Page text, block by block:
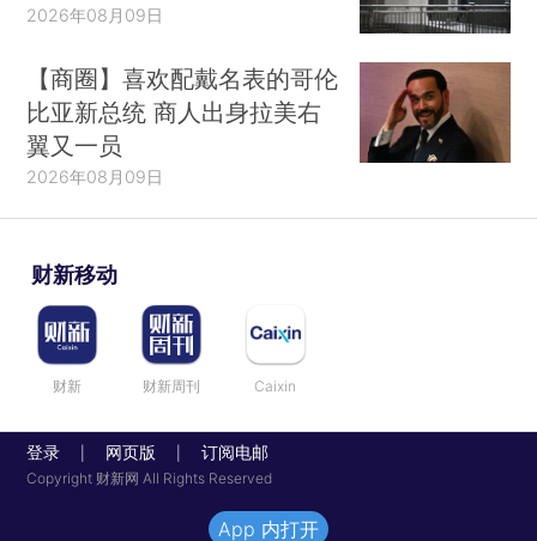
2026年08月09日
【商圈】喜欢配戴名表的哥伦
比亚新总统 商人出身拉美右
翼又一员
2026年08月09日
财新移动
财新 财新周刊 Caixin
登录 网页版 订阅电邮
Copyright 财新网 All Rights Reserved
App 内打开